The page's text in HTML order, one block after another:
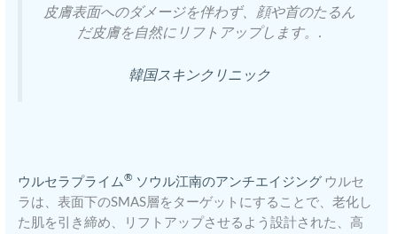
皮膚表面へのダメージを伴わず、顔や首のたるん
だ皮膚を自然にリフトアップします。.
韓国スキンクリニック
ウルセラプライム® ソウル江南のアンチエイジング ウルセ
ラは、表面下のSMAS層をターゲットにすることで、老化し
た肌を引き締め、リフトアップさせるよう設計された、高